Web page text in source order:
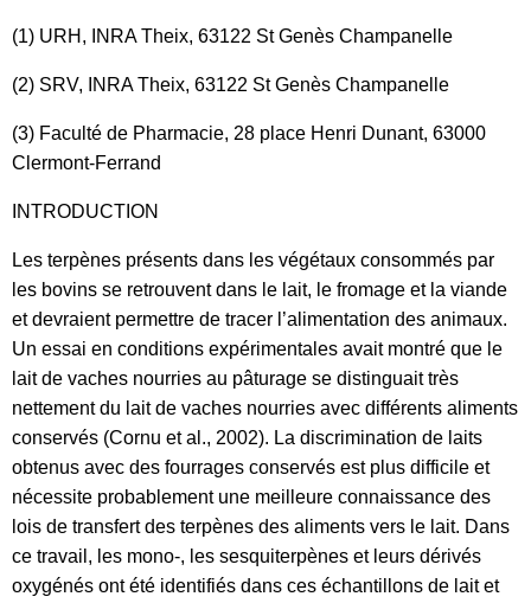
(1) URH, INRA Theix, 63122 St Genès Champanelle
(2) SRV, INRA Theix, 63122 St Genès Champanelle
(3) Faculté de Pharmacie, 28 place Henri Dunant, 63000
Clermont-Ferrand
INTRODUCTION
Les terpènes présents dans les végétaux consommés par
les bovins se retrouvent dans le lait, le fromage et la viande
et devraient permettre de tracer l’alimentation des animaux.
Un essai en conditions expérimentales avait montré que le
lait de vaches nourries au pâturage se distinguait très
nettement du lait de vaches nourries avec différents aliments
conservés (Cornu et al., 2002). La discrimination de laits
obtenus avec des fourrages conservés est plus difficile et
nécessite probablement une meilleure connaissance des
lois de transfert des terpènes des aliments vers le lait. Dans
ce travail, les mono-, les sesquiterpènes et leurs dérivés
oxygénés ont été identifiés dans ces échantillons de lait et